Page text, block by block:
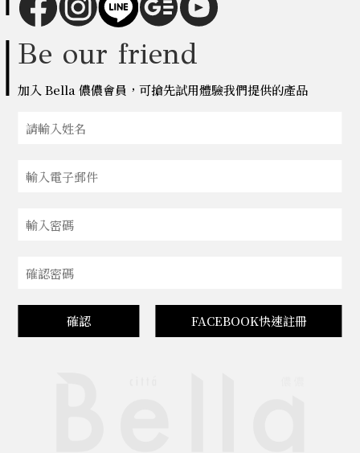
Be our friend
加入 Bella 儂儂會員，可搶先試用體驗我們提供的產品
確認 FACEBOOK快速註冊